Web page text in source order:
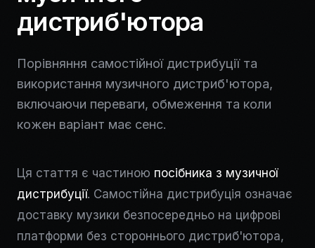
дистриб'ютора
Порівняння самостійної дистрибуції та
використання музичного дистриб'ютора,
включаючи переваги, обмеження та коли
кожен варіант має сенс.
Ця стаття є частиною посібника з музичної
дистрибуції. Самостійна дистрибуція означає
доставку музики безпосередньо на цифрові
платформи без стороннього дистриб'ютора,